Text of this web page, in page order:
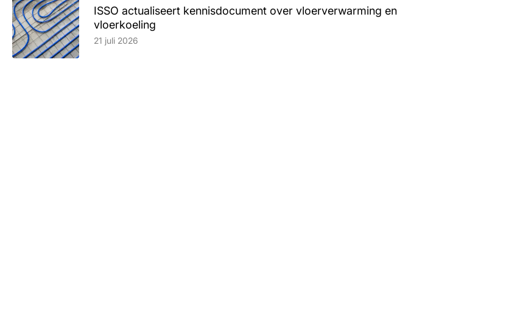
ISSO actualiseert kennisdocument over vloerverwarming en
vloerkoeling
Lees artikel
21 juli 2026